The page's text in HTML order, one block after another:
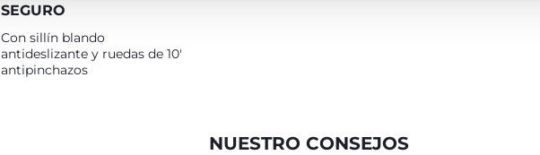
SEGURO
Con sillín blando
antideslizante y ruedas de 10'
antipinchazos
NUESTRO CONSEJOS